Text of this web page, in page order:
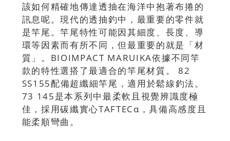
該如何精確地傳達透抽在海洋中抱著布捲的
訊息呢。現代的透抽釣中，最重要的零件就
是竿尾。竿尾特性可能因其細度、長度、導
環等因素而有所不同，但最重要的就是「材
質」。BIOIMPACT MARUIKA依據不同竿
款的特性選搭了最適合的竿尾材質。 82
SS155配備超纖細竿尾，適用於鬆線釣法。
73 145是本系列中最柔軟且視覺辨識度極
佳，採用碳纖實心TAFTECα，具備高感度且
能柔順彎曲。